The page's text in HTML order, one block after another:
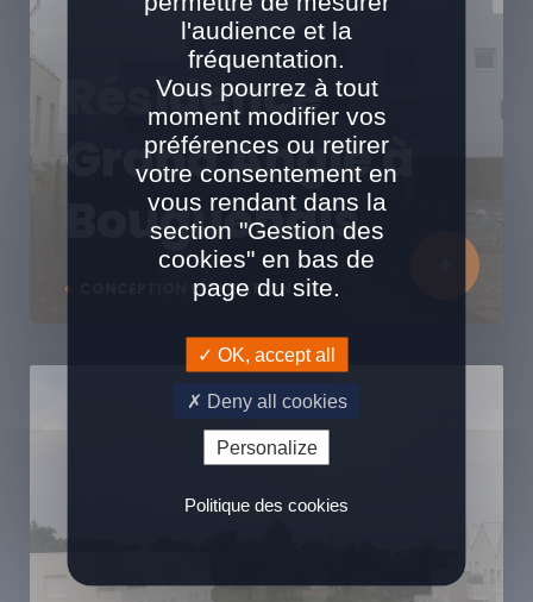
CONCEPTION RÉALISATION
Résidence
Grand Angle à
Bouguenais
l'audience et la
fréquentation.
Vous pourrez à tout
moment modifier vos
préférences ou retirer
votre consentement en
vous rendant dans la
section "Gestion des
cookies" en bas de
page du site.
OK, accept all
Deny all cookies
Personalize
Politique des cookies